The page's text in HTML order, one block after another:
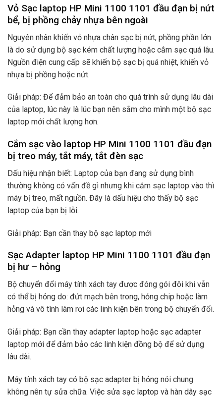
Vỏ Sạc laptop HP Mini 1100 1101 đầu đạn bị nứt
bể, bị phồng chảy nhựa bên ngoài
Nguyên nhân khiến vỏ nhựa chân sạc bị nứt, phồng phần lớn
là do sử dụng bộ sạc kém chất lượng hoặc cắm sạc quá lâu.
Nguồn điện cung cấp sẽ khiến bộ sạc bị quá nhiệt, khiến vỏ
nhựa bị phồng hoặc nứt.
Giải pháp: Để đảm bảo an toàn cho quá trình sử dụng lâu dài
của laptop, lúc này là lúc bạn nên sắm cho mình một bộ sạc
laptop mới chất lượng hơn.
Cắm sạc vào laptop HP Mini 1100 1101 đầu đạn
bị treo máy, tắt máy, tắt đèn sạc
Dấu hiệu nhận biết: Laptop của bạn đang sử dụng bình
thường không có vấn đề gì nhưng khi cắm sạc laptop vào thì
máy bị treo, mất nguồn. Đây là dấu hiệu cho thấy bộ sạc
laptop của bạn bị lỗi.
Giải pháp: Bạn cần thay bộ sạc laptop mới
Sạc Adapter laptop HP Mini 1100 1101 đầu đạn
bị hư – hỏng
Bộ chuyển đổi máy tính xách tay được đóng gói đôi khi vẫn
có thể bị hỏng do: đứt mạch bên trong, hỏng chip hoặc làm
hỏng và vô tình làm rơi các linh kiện bên trong bộ chuyển đổi.
Giải pháp: Bạn cần thay adapter laptop hoặc sạc adapter
laptop mới để đảm bảo các linh kiện đồng bộ để sử dụng
lâu dài.
Máy tính xách tay có bộ sạc adapter bị hỏng nói chung
không nên tự sửa chữa. Việc sửa sạc laptop và hàn dây sạc